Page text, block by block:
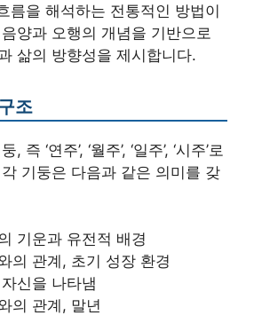
름을 해석하는 전통적인 방법이
양과 오행의 개념을 기반으로
삶의 방향성을 제시합니다.
조
즉 ‘연주’, ‘월주’, ‘일주’, ‘시주’로
기둥은 다음과 같은 의미를 갖
기운과 유전적 배경
의 관계, 초기 성장 환경
신을 나타냄
의 관계, 말년